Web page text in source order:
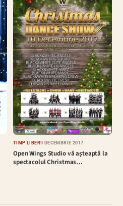
TIMP LIBER9 DECEMBRIE 2017
Open Wings Studio vă așteaptă la
spectacolul Christmas…